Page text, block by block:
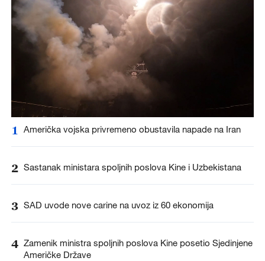
1 Američka vojska privremeno obustavila napade na Iran
2 Sastanak ministara spoljnih poslova Kine i Uzbekistana
3 SAD uvode nove carine na uvoz iz 60 ekonomija
4 Zamenik ministra spoljnih poslova Kine posetio Sjedinjene
Američke Države